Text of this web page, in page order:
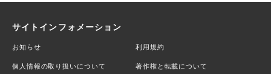
サイトインフォメーション
お知らせ 利用規約
個人情報の取り扱いについて 著作権と転載について